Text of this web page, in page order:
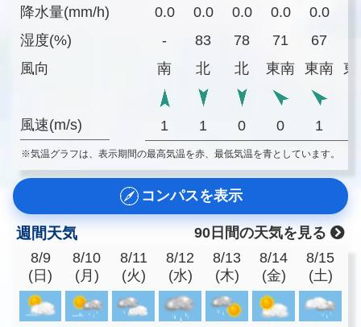
降水量(mm/h)
湿度(%)
風向
風速(m/s)
0.0 0.0 0.0 0.0 0.0
-
83 78 71 67
南
北 北 東南 東南 東
1 1 0 0 1
※気温グラフは、表示期間の最高気温を赤、最低気温を青としています。
コンパスを表示
週間天気
90日間の天気を見る
8/9
(日)
8/10
(月)
8/11
(火)
8/12
(水)
8/13
(木)
8/14
(金)
8/15
(土)